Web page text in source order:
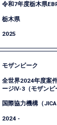
案件に係る詳細計画
業務では、ブラジル
員として、対象地域
制、プロジェクトの
化に貢献しました。
令和7年度栃木県
栃木県
2025
EBPMの実践に必要
政策立案の基本的考
クショップ）と3
デルの可視化、②現
効果検証）を実施し
モザンビーク
全世界2024年度案
ージⅣ-3（モザンビ
国際協力機構（
2024 -